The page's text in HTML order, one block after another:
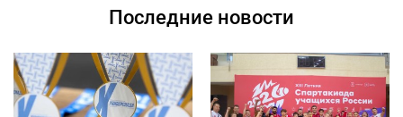
Последние новости